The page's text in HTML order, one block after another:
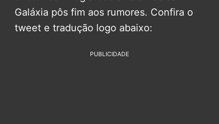
Galáxia pôs fim aos rumores. Confira o
tweet e tradução logo abaixo:
PUBLICIDADE